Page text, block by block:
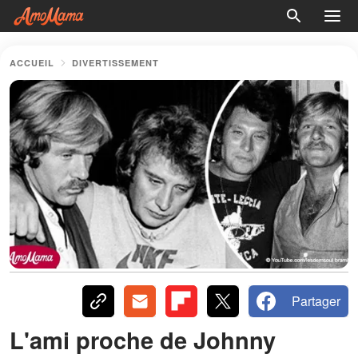
ACCUEIL DIVERTISSEMENT
Partager
L'ami proche de Johnny